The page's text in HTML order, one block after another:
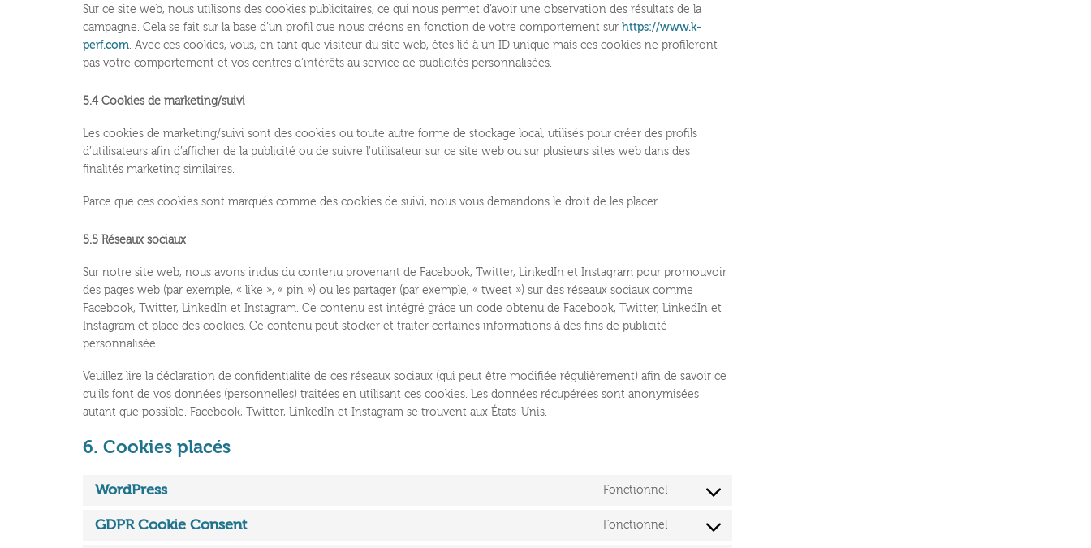
Sur ce site web, nous utilisons des cookies publicitaires, ce qui nous permet d’avoir une observation des résultats de la
campagne. Cela se fait sur la base d’un profil que nous créons en fonction de votre comportement sur https://www.k-
perf.com. Avec ces cookies, vous, en tant que visiteur du site web, êtes lié à un ID unique mais ces cookies ne profileront
pas votre comportement et vos centres d’intérêts au service de publicités personnalisées.
5.4 Cookies de marketing/suivi
Les cookies de marketing/suivi sont des cookies ou toute autre forme de stockage local, utilisés pour créer des profils
d’utilisateurs afin d’afficher de la publicité ou de suivre l’utilisateur sur ce site web ou sur plusieurs sites web dans des
finalités marketing similaires.
Parce que ces cookies sont marqués comme des cookies de suivi, nous vous demandons le droit de les placer.
5.5 Réseaux sociaux
Sur notre site web, nous avons inclus du contenu provenant de Facebook, Twitter, LinkedIn et Instagram pour promouvoir
des pages web (par exemple, « like », « pin ») ou les partager (par exemple, « tweet ») sur des réseaux sociaux comme
Facebook, Twitter, LinkedIn et Instagram. Ce contenu est intégré grâce un code obtenu de Facebook, Twitter, LinkedIn et
Instagram et place des cookies. Ce contenu peut stocker et traiter certaines informations à des fins de publicité
personnalisée.
Veuillez lire la déclaration de confidentialité de ces réseaux sociaux (qui peut être modifiée régulièrement) afin de savoir ce
qu’ils font de vos données (personnelles) traitées en utilisant ces cookies. Les données récupérées sont anonymisées
autant que possible. Facebook, Twitter, LinkedIn et Instagram se trouvent aux États-Unis.
6. Cookies placés
WordPress Fonctionnel
Consent
service
GDPR Cookie Consent Fonctionnel
Consent